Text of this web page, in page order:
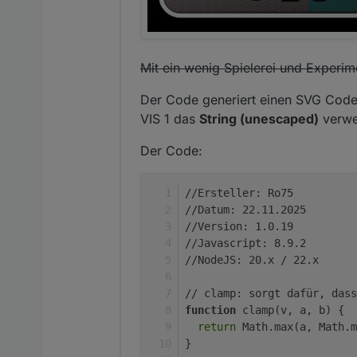
Mit ein wenig Spielerei und
Der Code generiert einen SVG
VIS 1 das String (unescaped)
Der Code:
//Ersteller: Ro75
//Datum: 22.11.2025
//Version: 1.0.19
//Javascript: 8.9.2
//NodeJS: 20.x / 22.x
// clamp: sorgt dafür,
function clamp(v, a, b) {
return Math.max(a,
}